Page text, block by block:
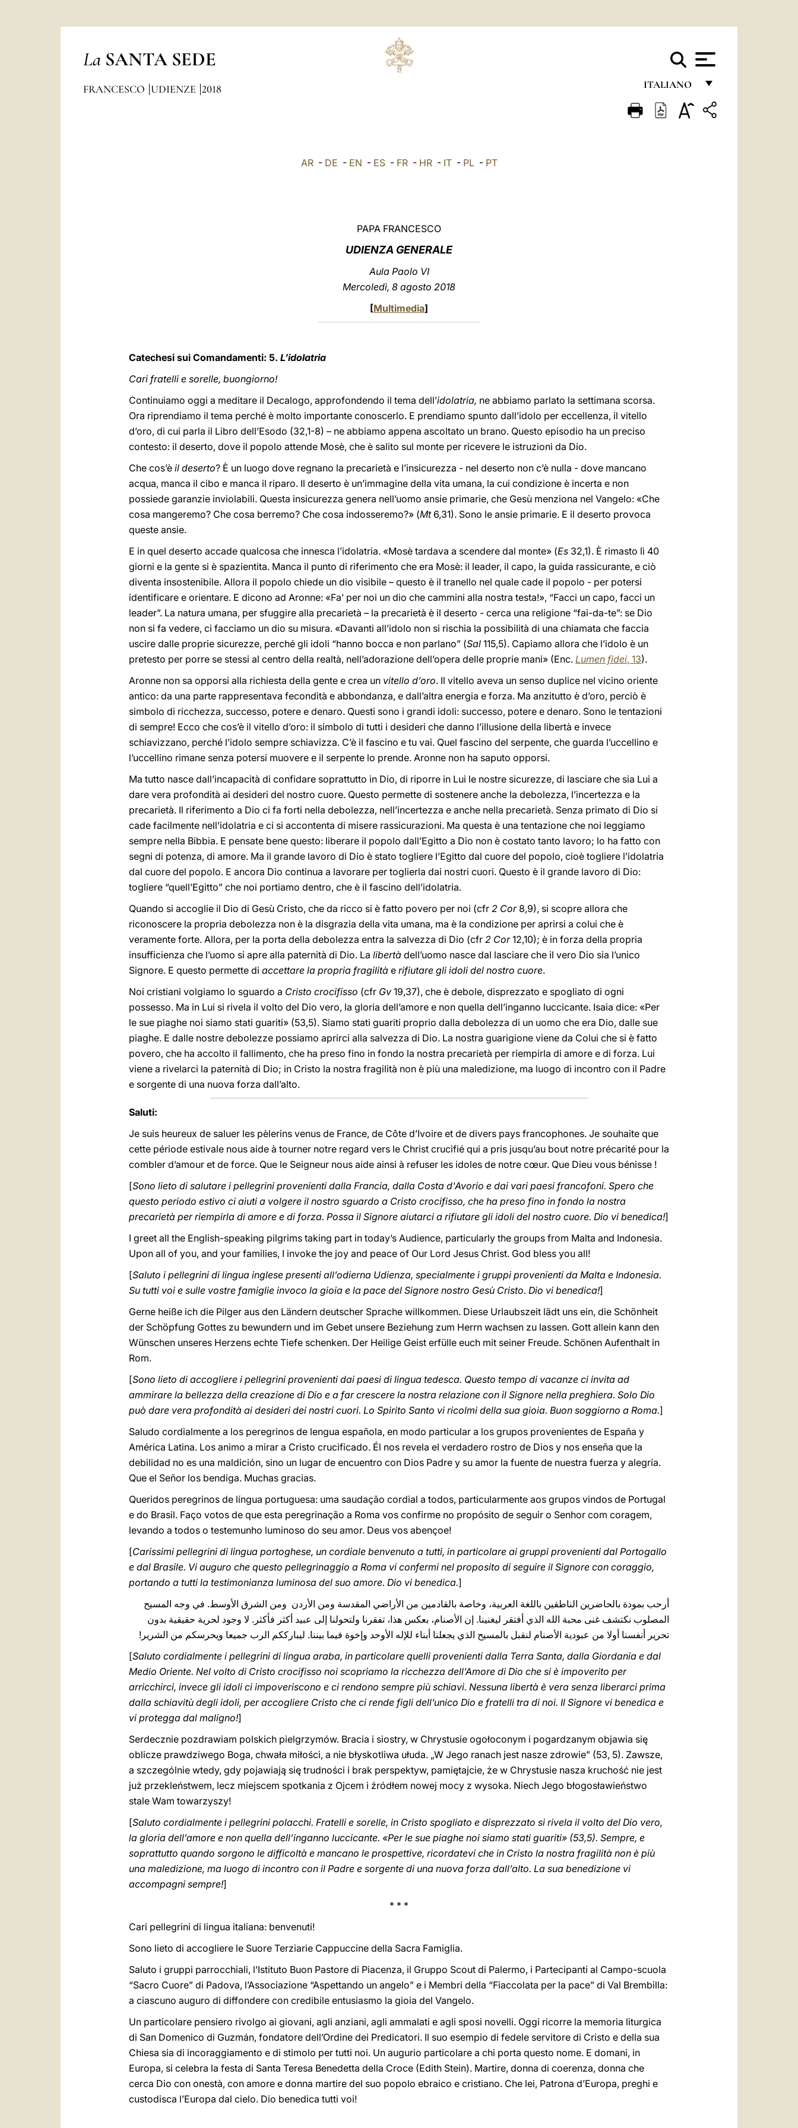
La SANTA SEDE
ITALIANO
FRANÇAIS
FRANCESCO UDIENZE 2018
AR- DE - EN - ES- FR- HR- IT- PL- PT
PAPA FRANCESCO
UDIENZA GENERALE
Aula Paolo VI
Mercoledì, 8 agosto 2018
[Multimedia]
Catechesi sui Comandamenti: 5. L’idolatria
Cari fratelli e sorelle, buongiorno!
Continuiamo oggi a meditare il Decalogo, approfondendo il tema dell’idolatria, ne abbiamo parlato la settimana scorsa.
Ora riprendiamo il tema perché è molto importante conoscerlo. E prendiamo spunto dall’idolo per eccellenza, il vitello
d’oro, di cui parla il Libro dell’Esodo (32,1-8) – ne abbiamo appena ascoltato un brano. Questo episodio ha un preciso
contesto: il deserto, dove il popolo attende Mosè, che è salito sul monte per ricevere le istruzioni da Dio.
Che cos’è il deserto? È un luogo dove regnano la precarietà e l’insicurezza - nel deserto non c’è nulla - dove mancano
acqua, manca il cibo e manca il riparo. Il deserto è un’immagine della vita umana, la cui condizione è incerta e non
possiede garanzie inviolabili. Questa insicurezza genera nell’uomo ansie primarie, che Gesù menziona nel Vangelo: «Che
cosa mangeremo? Che cosa berremo? Che cosa indosseremo?» (Mt6,31). Sono le ansie primarie. E il deserto provoca
queste ansie.
E in quel deserto accade qualcosa che innesca l’idolatria. «Mosè tardava a scendere dal monte» (Es 32,1). È rimasto lì 40
giorni e la gente si è spazientita. Manca il punto di riferimento che era Mosè: il leader, il capo, la guida rassicurante, e ciò
diventa insostenibile. Allora il popolo chiede un dio visibile – questo è il tranello nel quale cade il popolo - per potersi
identificare e orientare. E dicono ad Aronne: «Fa’ per noi un dio che cammini alla nostra testa!», “Facci un capo, facci un
leader”. La natura umana, per sfuggire alla precarietà – la precarietà è il deserto - cerca una religione “fai-da-te”: se Dio
non si fa vedere, ci facciamo un dio su misura. «Davanti all’idolo non si rischia la possibilità di una chiamata che faccia
uscire dalle proprie sicurezze, perché gli idoli “hanno bocca e non parlano” (Sal 115,5). Capiamo allora che l’idolo è un
pretesto per porre se stessi al centro della realtà, nell’adorazione dell’opera delle proprie mani» (Enc. Lumen fidei, 13).
Aronne non sa opporsi alla richiesta della gente e crea un vitello d’oro. Il vitello aveva un senso duplice nel vicino oriente
antico: da una parte rappresentava fecondità e abbondanza, e dall’altra energia e forza. Ma anzitutto è d’oro, perciò è
simbolo di ricchezza, successo, potere e denaro. Questi sono i grandi idoli: successo, potere e denaro. Sono le tentazioni
di sempre! Ecco che cos’è il vitello d’oro: il simbolo di tutti i desideri che danno l’illusione della libertà e invece
schiavizzano, perché l’idolo sempre schiavizza. C’è il fascino e tu vai. Quel fascino del serpente, che guarda l’uccellino e
l’uccellino rimane senza potersi muovere e il serpente lo prende. Aronne non ha saputo opporsi.
Ma tutto nasce dall’incapacità di confidare soprattutto in Dio, di riporre in Lui le nostre sicurezze, di lasciare che sia Lui a
dare vera profondità ai desideri del nostro cuore. Questo permette di sostenere anche la debolezza, l’incertezza e la
precarietà. Il riferimento a Dio ci fa forti nella debolezza, nell’incertezza e anche nella precarietà. Senza primato di Dio si
cade facilmente nell’idolatria e ci si accontenta di misere rassicurazioni. Ma questa è una tentazione che noi leggiamo
sempre nella Bibbia. E pensate bene questo: liberare il popolo dall’Egitto a Dio non è costato tanto lavoro; lo ha fatto con
segni di potenza, di amore. Ma il grande lavoro di Dio è stato togliere l’Egitto dal cuore del popolo, cioè togliere l’idolatria
dal cuore del popolo. E ancora Dio continua a lavorare per toglierla dai nostri cuori. Questo è il grande lavoro di Dio:
togliere “quell’Egitto” che noi portiamo dentro, che è il fascino dell’idolatria.
Quando si accoglie il Dio di Gesù Cristo, che da ricco si è fatto povero per noi (cfr 2 Cor8,9), si scopre allora che
riconoscere la propria debolezza non è la disgrazia della vita umana, ma è la condizione per aprirsi a colui che è
veramente forte. Allora, per la porta della debolezza entra la salvezza di Dio (cfr 2 Cor12,10); è in forza della propria
insufficienza che l’uomo si apre alla paternità di Dio. La libertà dell’uomo nasce dal lasciare che il vero Dio sia l’unico
Signore. E questo permette di accettare la propria fragilità e rifiutare gli idoli del nostro cuore.
Noi cristiani volgiamo lo sguardo a Cristo crocifisso (cfr Gv 19,37), che è debole, disprezzato e spogliato di ogni
possesso. Ma in Lui si rivela il volto del Dio vero, la gloria dell’amore e non quella dell’inganno luccicante. Isaia dice: «Per
le sue piaghe noi siamo stati guariti» (53,5). Siamo stati guariti proprio dalla debolezza di un uomo che era Dio, dalle sue
piaghe. E dalle nostre debolezze possiamo aprirci alla salvezza di Dio. La nostra guarigione viene da Colui che si è fatto
povero, che ha accolto il fallimento, che ha preso fino in fondo la nostra precarietà per riempirla di amore e di forza. Lui
viene a rivelarci la paternità di Dio; in Cristo la nostra fragilità non è più una maledizione, ma luogo di incontro con il Padre
e sorgente di una nuova forza dall’alto.
Saluti:
Je suis heureux de saluer les pèlerins venus de France, de Côte d’Ivoire et de divers pays francophones. Je souhaite que
cette période estivale nous aide à tourner notre regard vers le Christ crucifié qui a pris jusqu’au bout notre précarité pour la
combler d’amour et de force. Que le Seigneur nous aide ainsi à refuser les idoles de notre cœur. Que Dieu vous bénisse !
[Sono lieto di salutare i pellegrini provenienti dalla Francia, dalla Costa d'Avorio e dai vari paesi francofoni. Spero che
questo periodo estivo ci aiuti a volgere il nostro sguardo a Cristo crocifisso, che ha preso fino in fondo la nostra
precarietà per riempirla di amore e di forza. Possa il Signore aiutarci a rifiutare gli idoli del nostro cuore. Dio vi benedica!]
I greet all the English-speaking pilgrims taking part in today’s Audience, particularly the groups from Malta and Indonesia.
Upon all of you, and your families, I invoke the joy and peace of Our Lord Jesus Christ. God bless you all!
[Saluto i pellegrini di lingua inglese presenti all’odierna Udienza, specialmente i gruppi provenienti da Malta e Indonesia.
Su tutti voi e sulle vostre famiglie invoco la gioia e la pace del Signore nostro Gesù Cristo. Dio vi benedica!]
Gerne heiße ich die Pilger aus den Ländern deutscher Sprache willkommen. Diese Urlaubszeit lädt uns ein, die Schönheit
der Schöpfung Gottes zu bewundern und im Gebet unsere Beziehung zum Herrn wachsen zu lassen. Gott allein kann den
Wünschen unseres Herzens echte Tiefe schenken. Der Heilige Geist erfülle euch mit seiner Freude. Schönen Aufenthalt in
Rom.
[Sono lieto di accogliere i pellegrini provenienti dai paesi di lingua tedesca. Questo tempo di vacanze ci invita ad
ammirare la bellezza della creazione di Dio e a far crescere la nostra relazione con il Signore nella preghiera. Solo Dio
può dare vera profondità ai desideri dei nostri cuori. Lo Spirito Santo vi ricolmi della sua gioia. Buon soggiorno a Roma.]
Saludo cordialmente a los peregrinos de lengua española, en modo particular a los grupos provenientes de España y
América Latina. Los animo a mirar a Cristo crucificado. Él nos revela el verdadero rostro de Dios y nos enseña que la
debilidad no es una maldición, sino un lugar de encuentro con Dios Padre y su amor la fuente de nuestra fuerza y alegría.
Que el Señor los bendiga. Muchas gracias.
Queridos peregrinos de língua portuguesa: uma saudação cordial a todos, particularmente aos grupos vindos de Portugal
e do Brasil. Faço votos de que esta peregrinação a Roma vos confirme no propósito de seguir o Senhor com coragem,
levando a todos o testemunho luminoso do seu amor. Deus vos abençoe!
[Carissimi pellegrini di lingua portoghese, un cordiale benvenuto a tutti, in particolare ai gruppi provenienti dal Portogallo
e dal Brasile. Vi auguro che questo pellegrinaggio a Roma vi confermi nel proposito di seguire il Signore con coraggio,
portando a tutti la testimonianza luminosa del suo amore. Dio vi benedica.]
أرحب بمودة بالحاضرين الناطقين باللغة العربية، وخاصة بالقادمين من الأراضي المقدسة ومن الأردن ‏ ‏ومن الشرق الأوسط. في وجه المسيح
المصلوب نكتشف غنى محبة الله الذي أفتقر ليغنينا. إن الأصنام، ‏بعكس هذا، تفقرنا ولتحولنا إلى عبيد أكثر فأكثر. لا وجود لحرية حقيقية بدون
تحرير أنفسنا أولا من عبودية ‏الأصنام لنقبل بالمسيح الذي يجعلنا أبناء للإله الأوحد وإخوة فيما بيننا. ليبارككم الرب جميعا ويحرسكم من ‏الشرير‏!
[Saluto cordialmente i pellegrini di lingua araba, in particolare quelli provenienti dalla Terra Santa, dalla Giordania e dal
Medio Oriente. Nel volto di Cristo crocifisso noi scopriamo la ricchezza dell’Amore di Dio che si è impoverito per
arricchirci, invece gli idoli ci impoveriscono e ci rendono sempre più schiavi. Nessuna libertà è vera senza liberarci prima
dalla schiavitù degli idoli, per accogliere Cristo che ci rende figli dell’unico Dio e fratelli tra di noi. Il Signore vi benedica e
vi protegga dal maligno!‎]
Serdecznie pozdrawiam polskich pielgrzymów. Bracia i siostry, w Chrystusie ogołoconym i pogardzanym objawia się
oblicze prawdziwego Boga, chwała miłości, a nie błyskotliwa ułuda. „W Jego ranach jest nasze zdrowie” (53, 5). Zawsze,
a szczególnie wtedy, gdy pojawiają się trudności i brak perspektyw, pamiętajcie, że w Chrystusie nasza kruchość nie jest
już przekleństwem, lecz miejscem spotkania z Ojcem i źródłem nowej mocy z wysoka. Niech Jego błogosławieństwo
stale Wam towarzyszy!
[Saluto cordialmente i pellegrini polacchi. Fratelli e sorelle, in Cristo spogliato e disprezzato si rivela il volto del Dio vero,
la gloria dell’amore e non quella dell’inganno luccicante. «Per le sue piaghe noi siamo stati guariti» (53,5). Sempre, e
soprattutto quando sorgono le difficoltà e mancano le prospettive, ricordatevi che in Cristo la nostra fragilità non è più
una maledizione, ma luogo di incontro con il Padre e sorgente di una nuova forza dall’alto. La sua benedizione vi
accompagni sempre!]
* * *
Cari pellegrini di lingua italiana: benvenuti!
Sono lieto di accogliere le Suore Terziarie Cappuccine della Sacra Famiglia.
Saluto i gruppi parrocchiali, l’Istituto Buon Pastore di Piacenza, il Gruppo Scout di Palermo, i Partecipanti al Campo-scuola
“Sacro Cuore” di Padova, l’Associazione “Aspettando un angelo” e i Membri della “Fiaccolata per la pace” di Val Brembilla:
a ciascuno auguro di diffondere con credibile entusiasmo la gioia del Vangelo.
Un particolare pensiero rivolgo ai giovani, agli anziani, agli ammalati e agli sposi novelli. Oggi ricorre la memoria liturgica
di San Domenico di Guzmán, fondatore dell’Ordine dei Predicatori. Il suo esempio di fedele servitore di Cristo e della sua
Chiesa sia di incoraggiamento e di stimolo per tutti noi. Un augurio particolare a chi porta questo nome. E domani, in
Europa, si celebra la festa di Santa Teresa Benedetta della Croce (Edith Stein). Martire, donna di coerenza, donna che
cerca Dio con onestà, con amore e donna martire del suo popolo ebraico e cristiano. Che lei, Patrona d’Europa, preghi e
custodisca l’Europa dal cielo. Dio benedica tutti voi!